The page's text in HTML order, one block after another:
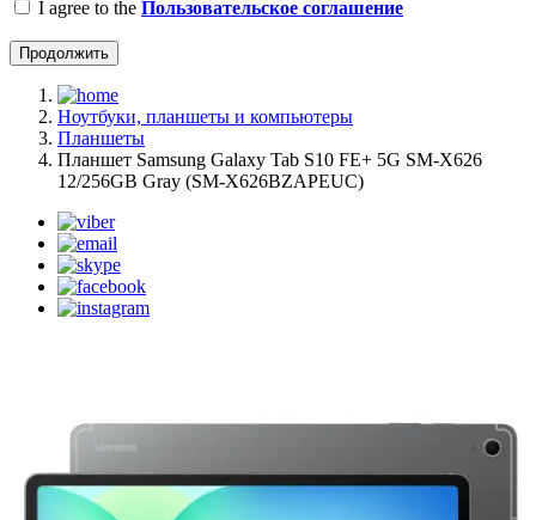
I agree to the Пользовательское соглашение
Продолжить
Ноутбуки, планшеты и компьютеры
Планшеты
Планшет Samsung Galaxy Tab S10 FE+ 5G SM-X626
12/256GB Gray (SM-X626BZAPEUC)